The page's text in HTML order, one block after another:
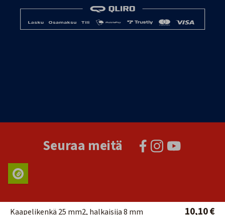
Kaapelikenkä 25 mm2, halkaisija 8 mm 10,10 €
Seuraa meitä